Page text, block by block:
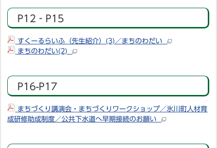
P12‐P15
すくーるらいふ（先生紹介）(3)／まちのわだい
まちのわだい(2)
P16-P17
まちづくり講演会・まちづくりワークショップ／氷川町人材育
成研修助成制度／公共下水道へ早期接続のお願い